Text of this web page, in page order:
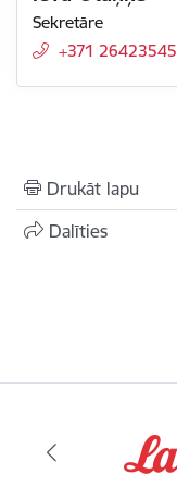
Sekretāre
+371 26423545
Drukāt lapu
Dalīties